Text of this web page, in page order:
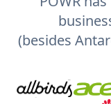
(besides